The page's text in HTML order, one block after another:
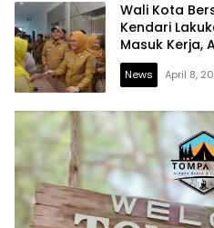
Wali Kota
Kendari
Masuk Kerja,
News April 8,